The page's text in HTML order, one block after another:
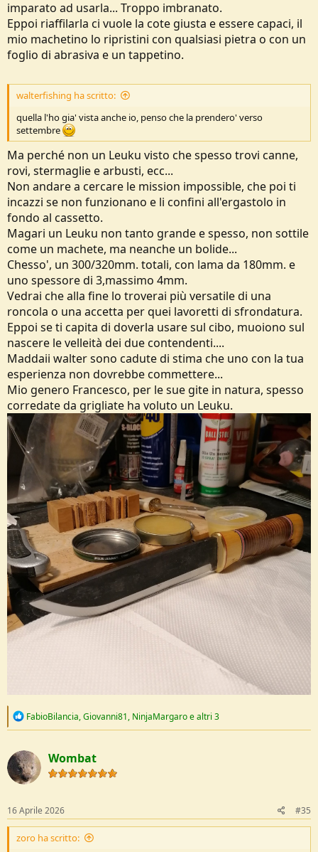
imparato ad usarla... Troppo imbranato.
Eppoi riaffilarla ci vuole la cote giusta e essere capaci, il
mio machetino lo ripristini con qualsiasi pietra o con un
foglio di abrasiva e un tappetino.
walterfishing ha scritto:
quella l'ho gia' vista anche io, penso che la prendero' verso
settembre
Ma perché non un Leuku visto che spesso trovi canne,
rovi, stermaglie e arbusti, ecc...
Non andare a cercare le mission impossible, che poi ti
incazzi se non funzionano e li confini all'ergastolo in
fondo al cassetto.
Magari un Leuku non tanto grande e spesso, non sottile
come un machete, ma neanche un bolide...
Chesso', un 300/320mm. totali, con lama da 180mm. e
uno spessore di 3,massimo 4mm.
Vedrai che alla fine lo troverai più versatile di una
roncola o una accetta per quei lavoretti di sfrondatura.
Eppoi se ti capita di doverla usare sul cibo, muoiono sul
nascere le velleità dei due contendenti....
Maddaii walter sono cadute di stima che uno con la tua
esperienza non dovrebbe commettere...
Mio genero Francesco, per le sue gite in natura, spesso
corredate da grigliate ha voluto un Leuku.
R
c
t
i
o
s
:
FabioBilancia,Giovanni81, NinjaMargaroe altri 3
Wombat
16 Aprile 2026 #35
zoro ha scritto: